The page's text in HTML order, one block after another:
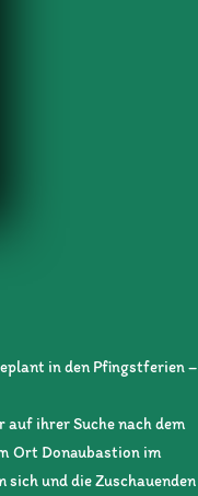
in den Pfingstferien –
ihrer Suche nach dem
Ort Donaubastion im
und die Zuschauenden